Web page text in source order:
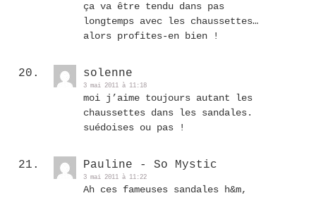
ça va être tendu dans pas
longtemps avec les chaussettes…
alors profites-en bien !
solenne
3 mai 2011 à 11:18
moi j’aime toujours autant les
chaussettes dans les sandales.
suédoises ou pas !
Pauline - So Mystic
3 mai 2011 à 11:22
Ah ces fameuses sandales h&m,